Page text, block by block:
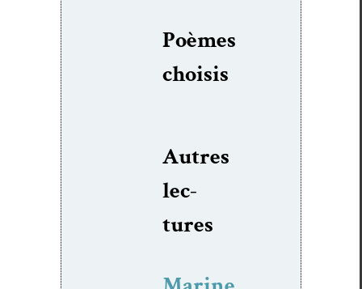
Poèmes
choi­sis
Autres
lec­
tures